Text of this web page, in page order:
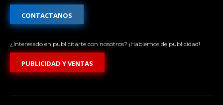
CONTACTANOS
¿Interesado en publicitarte con nosotros? ¡Hablemos de publicidad!
PUBLICIDAD Y VENTAS